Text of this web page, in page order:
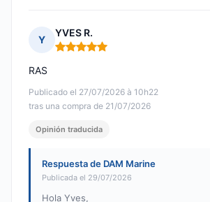
Y
YVES R.
Nota: 5 de 5
Publicado el 27/07/2026 à 10h22
tras una compra de 21/07/2026
RAS
Opinión traducida
Respuesta de DAM Marine
Publicada el 29/07/2026
Hola Yves,